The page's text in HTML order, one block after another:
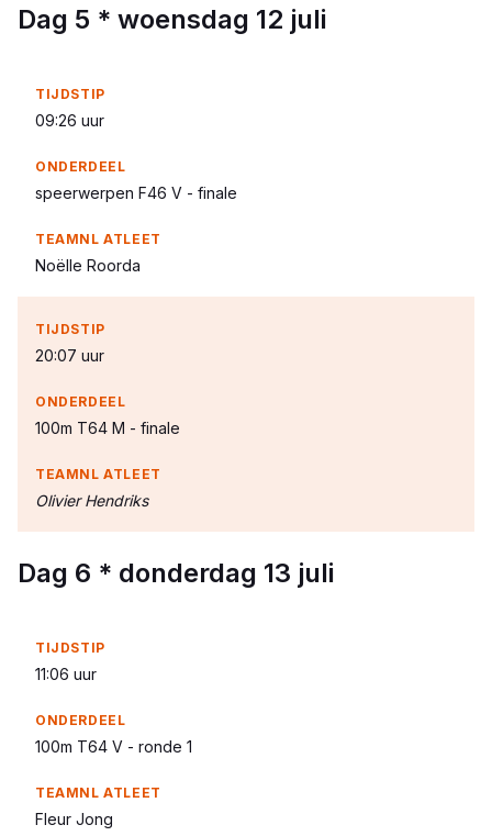
Dag 5 * woensdag 12 juli
09:26 uur
speerwerpen F46 V - finale
Noëlle Roorda
20:07 uur
100m T64 M - finale
Olivier Hendriks
Dag 6 * donderdag 13 juli
11:06 uur
100m T64 V - ronde 1
Fleur Jong